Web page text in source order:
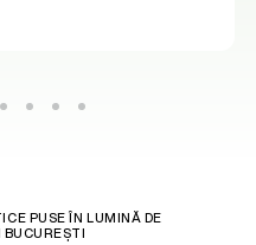
PUSE ÎN LUMINĂ DE
BUCUREȘTI